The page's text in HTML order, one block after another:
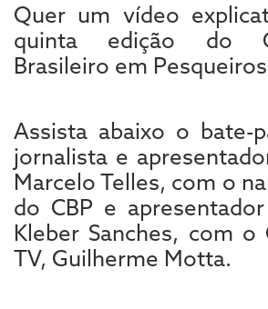
Quer um vídeo
quinta edição do
Brasileiro em
Assista abaixo o bate-
jornalista e
Marcelo Telles, com o
do CBP e
Kleber Sanches, com o
TV, Guilherme Motta.